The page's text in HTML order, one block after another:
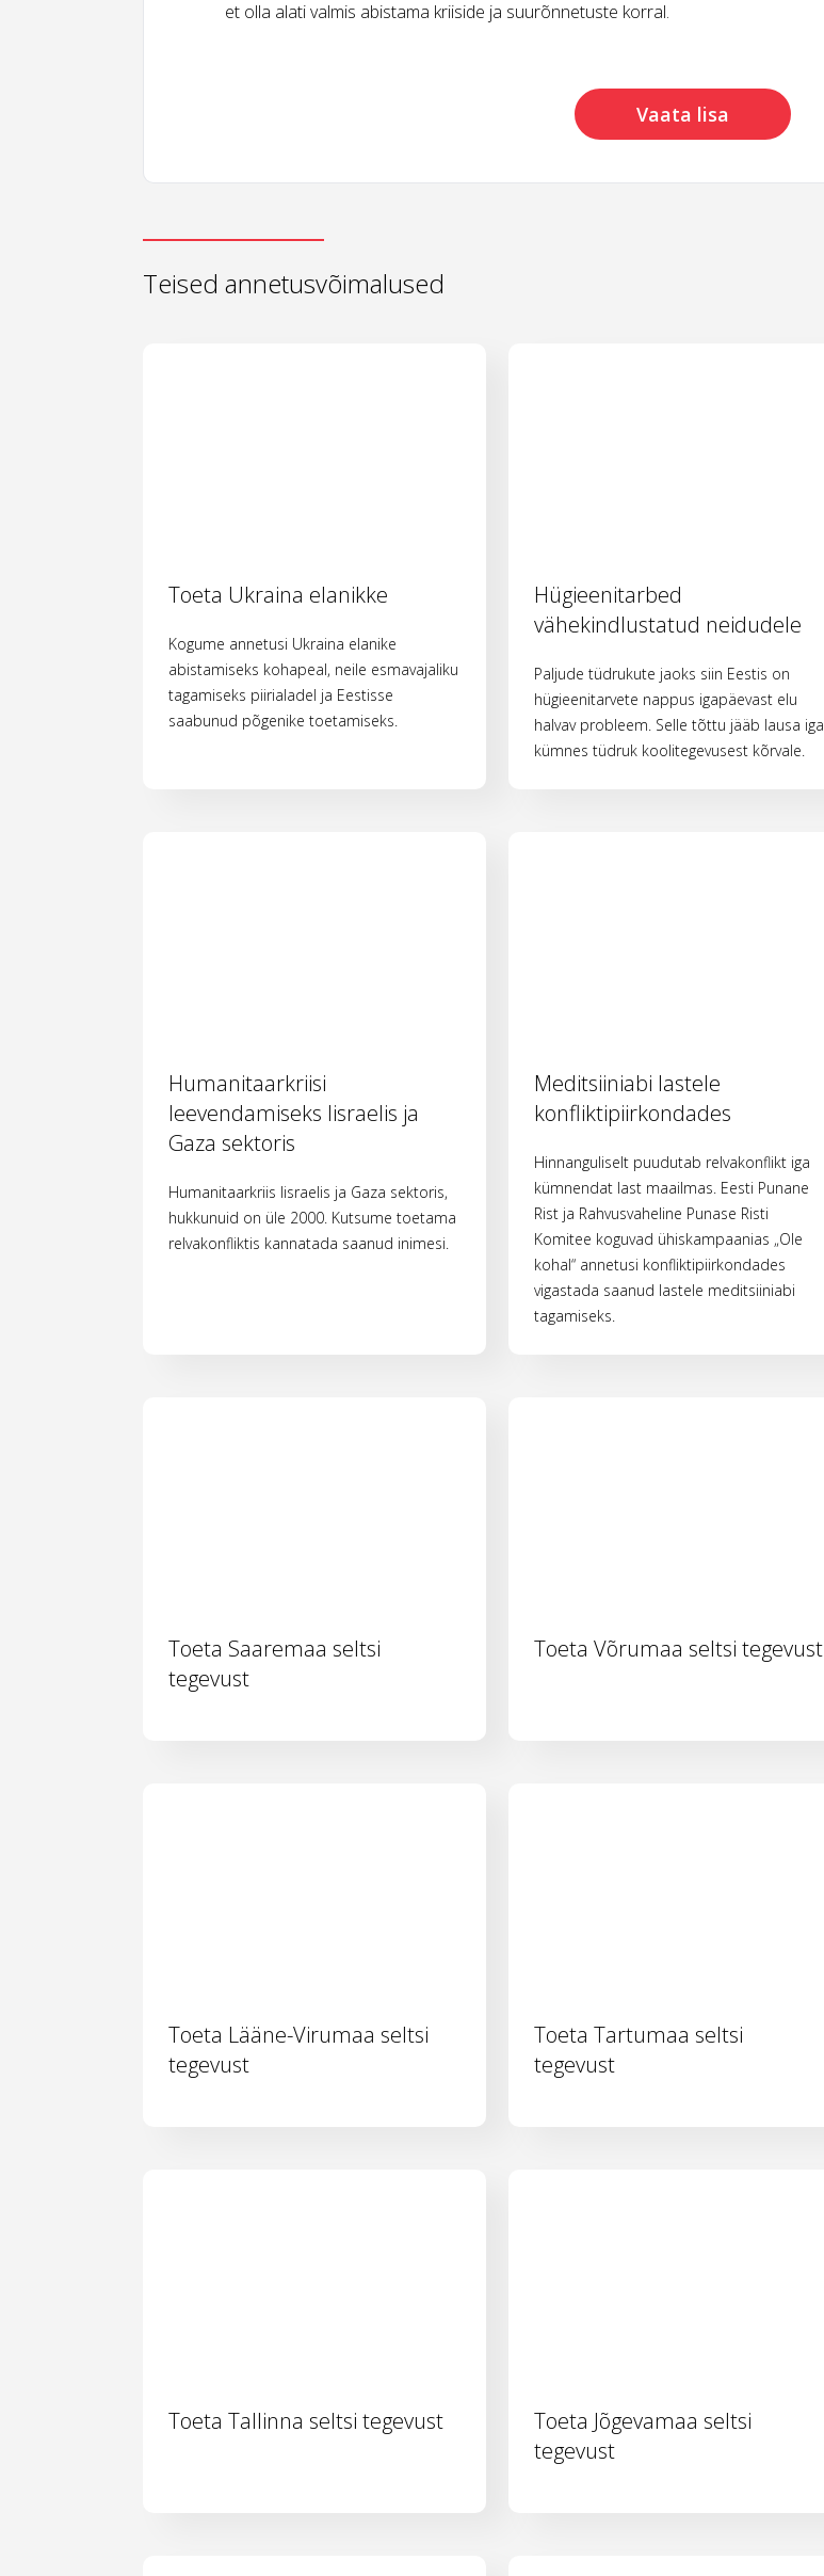
et olla alati valmis abistama kriiside ja suurõnnetuste korral.
Vaata lisa
Teised annetusvõimalused
Toeta Ukraina elanikke
Kogume annetusi Ukraina elanike
abistamiseks kohapeal, neile esmavajaliku
tagamiseks piirialadel ja Eestisse
saabunud põgenike toetamiseks.
Hügieenitarbed
vähekindlustatud neidudele
Paljude tüdrukute jaoks siin Eestis on
hügieenitarvete nappus igapäevast elu
halvav probleem. Selle tõttu jääb lausa iga
kümnes tüdruk koolitegevusest kõrvale.
Humanitaarkriisi
leevendamiseks Iisraelis ja
Gaza sektoris
Humanitaarkriis Iisraelis ja Gaza sektoris,
hukkunuid on üle 2000. Kutsume toetama
relvakonfliktis kannatada saanud inimesi.
Meditsiiniabi lastele
konfliktipiirkondades
Hinnanguliselt puudutab relvakonflikt iga
kümnendat last maailmas. Eesti Punane
Rist ja Rahvusvaheline Punase Risti
Komitee koguvad ühiskampaanias „Ole
kohal“ annetusi konfliktipiirkondades
vigastada saanud lastele meditsiiniabi
tagamiseks.
Toeta Saaremaa seltsi
tegevust
Toeta Võrumaa seltsi tegevust
Toeta Lääne-Virumaa seltsi
tegevust
Toeta Tartumaa seltsi
tegevust
Toeta Tallinna seltsi tegevust
Toeta Jõgevamaa seltsi
tegevust